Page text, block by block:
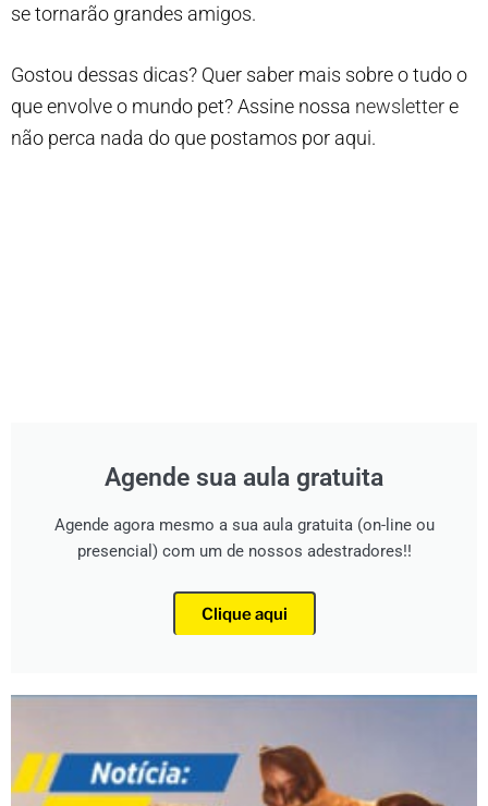
se tornarão grandes amigos.
Gostou dessas dicas? Quer saber mais sobre o tudo o
que envolve o mundo pet? Assine nossa newslettere
não perca nada do que postamos por aqui.
Agende sua aula gratuita
Agende agora mesmo a sua aula gratuita (on-line ou
presencial) com um de nossos adestradores!!
Clique aqui